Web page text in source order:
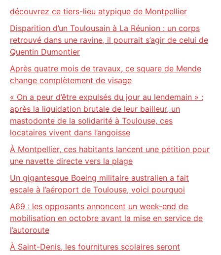
découvrez ce tiers-lieu atypique de Montpellier
Disparition d’un Toulousain à La Réunion : un corps
retrouvé dans une ravine, il pourrait s’agir de celui de
Quentin Dumontier
Après quatre mois de travaux, ce square de Mende
change complètement de visage
« On a peur d’être expulsés du jour au lendemain » :
après la liquidation brutale de leur bailleur, un
mastodonte de la solidarité à Toulouse, ces
locataires vivent dans l’angoisse
À Montpellier, ces habitants lancent une pétition pour
une navette directe vers la plage
Un gigantesque Boeing militaire australien a fait
escale à l’aéroport de Toulouse, voici pourquoi
A69 : les opposants annoncent un week-end de
mobilisation en octobre avant la mise en service de
l’autoroute
À Saint-Denis, les fournitures scolaires seront